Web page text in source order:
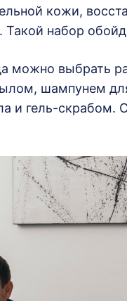
кожи,
набор
можно выбрать
шампунем
и гель-скрабом.